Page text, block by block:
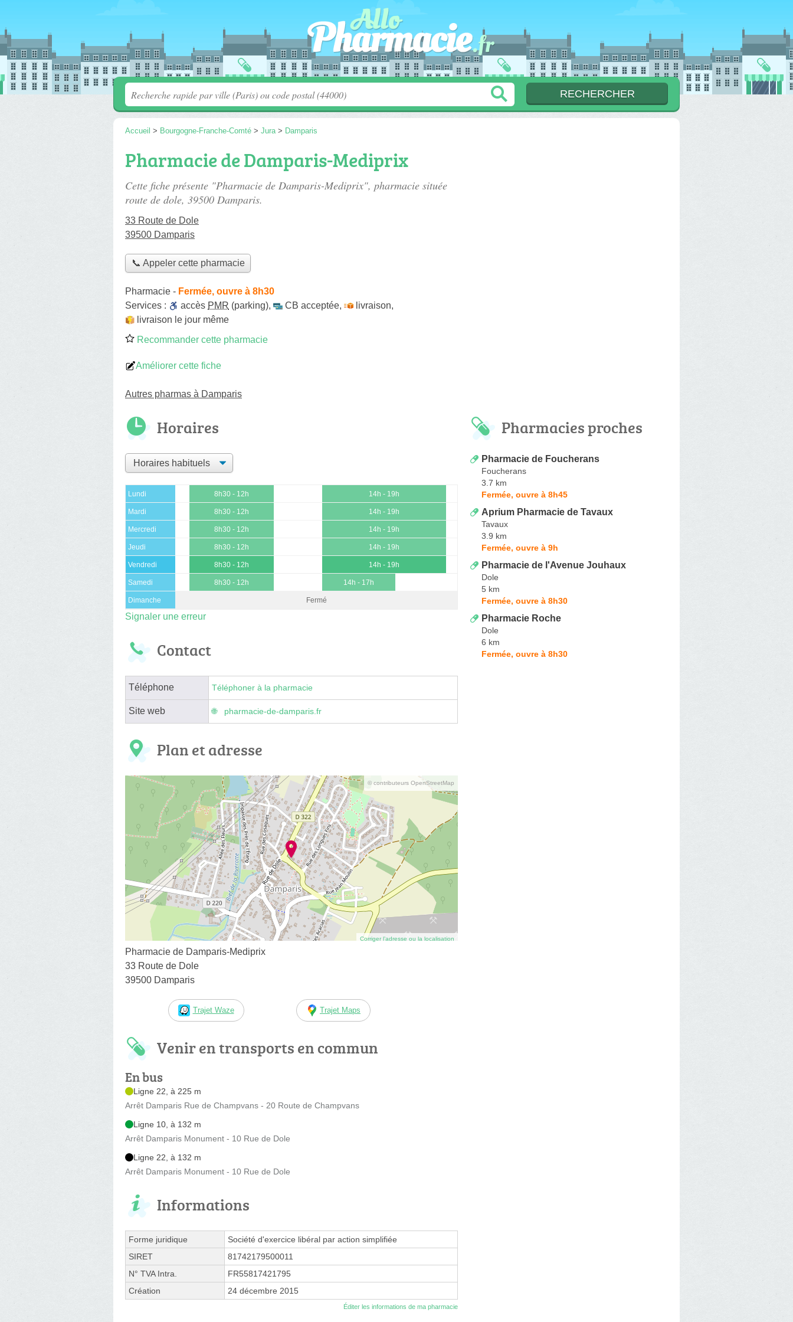
Accueil > Bourgogne-Franche-Comté > Jura> Damparis
Pharmacie de Damparis-Mediprix
Cette fiche présente "Pharmacie de Damparis-Mediprix", pharmacie située
route de dole, 39500 Damparis.
33 Route de Dole
39500 Damparis
📞 Appeler cette pharmacie
Pharmacie - Fermée, ouvre à 8h30
Services :
accès PMR (parking), CB acceptée, livraison,
livraison le jour même
Recommander cette pharmacie
Améliorer cette fiche
Autres pharmas à Damparis
Horaires
Lundi 8h30 - 12h 14h - 19h
Mardi 8h30 - 12h 14h - 19h
Mercredi 8h30 - 12h 14h - 19h
Jeudi 8h30 - 12h 14h - 19h
Vendredi 8h30 - 12h 14h - 19h
Samedi 8h30 - 12h 14h - 17h
Dimanche Fermé
Signaler une erreur
Contact
Téléphone Téléphoner à la pharmacie
Site web pharmacie-de-damparis.fr
Plan et adresse
© contributeurs OpenStreetMap
Corriger l’adresse ou la localisation
Pharmacie de Damparis-Mediprix
33 Route de Dole
39500 Damparis
Trajet Waze Trajet Maps
Venir en transports en commun
En bus
Ligne 22, à 225 m
Arrêt Damparis Rue de Champvans - 20 Route de Champvans
Ligne 10, à 132 m
Arrêt Damparis Monument - 10 Rue de Dole
Ligne 22, à 132 m
Arrêt Damparis Monument - 10 Rue de Dole
Informations
Forme juridique
Société d'exercice libéral par action simplifiée
SIRET
81742179500011
N° TVA Intra.
FR55817421795
Création
24 décembre 2015
Éditer les informations de ma pharmacie
Pharmacies proches
Pharmacie de Foucherans
Foucherans
3.7 km
Fermée, ouvre à 8h45
Aprium Pharmacie de Tavaux
Tavaux
3.9 km
Fermée, ouvre à 9h
Pharmacie de l'Avenue Jouhaux
Dole
5 km
Fermée, ouvre à 8h30
Pharmacie Roche
Dole
6 km
Fermée, ouvre à 8h30